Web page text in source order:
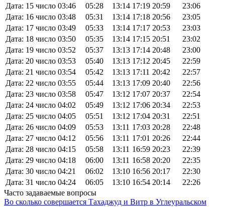
Дата: 15 число 03:46 05:28 13:14 17:19 20:59
23:06
Дата: 16 число 03:48 05:31 13:14 17:18 20:56
23:05
Дата: 17 число 03:49 05:33 13:14 17:17 20:53
23:03
Дата: 18 число 03:50 05:35 13:14 17:15 20:51
23:02
Дата: 19 число 03:52 05:37 13:13 17:14 20:48
23:00
Дата: 20 число 03:53 05:40 13:13 17:12 20:45
22:59
Дата: 21 число 03:54 05:42 13:13 17:11 20:42
22:57
Дата: 22 число 03:55 05:44 13:13 17:09 20:40
22:56
Дата: 23 число 03:58 05:47 13:12 17:07 20:37
22:54
Дата: 24 число 04:02 05:49 13:12 17:06 20:34
22:53
Дата: 25 число 04:05 05:51 13:12 17:04 20:31
22:51
Дата: 26 число 04:09 05:53 13:11 17:03 20:28
22:48
Дата: 27 число 04:12 05:56 13:11 17:01 20:26
22:44
Дата: 28 число 04:15 05:58 13:11 16:59 20:23
22:39
Дата: 29 число 04:18 06:00 13:11 16:58 20:20
22:35
Дата: 30 число 04:21 06:02 13:10 16:56 20:17
22:30
Дата: 31 число 04:24 06:05 13:10 16:54 20:14
22:26
Часто задаваемые вопросы
Во сколько совершается Тахаджуд и Витр в Углеуральском